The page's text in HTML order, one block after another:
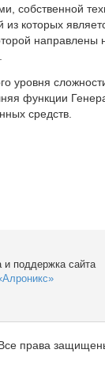
собственной
которых
направлены
уровня
функции
средств.
и поддержка сайта
права